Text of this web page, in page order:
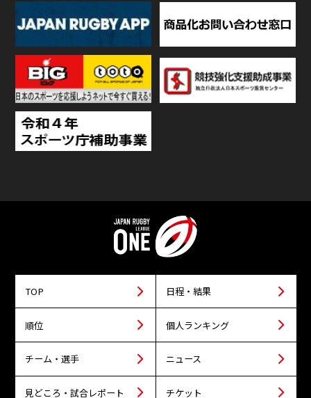
TOP 日程・結果
順位 個人ランキング
チーム・選手 ニュース
見どころ・試合レポート チケット